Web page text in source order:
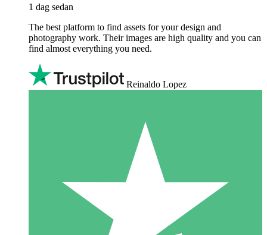
1 dag sedan
The best platform to find assets for your design and
photography work. Their images are high quality and you can
find almost everything you need.
Reinaldo Lopez